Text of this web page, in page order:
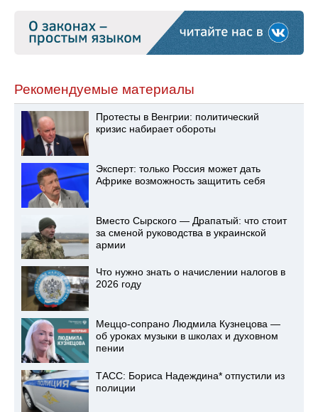
Рекомендуемые материалы
Протесты в Венгрии: политический
кризис набирает обороты
Эксперт: только Россия может дать
Африке возможность защитить себя
Вместо Сырского — Драпатый: что стоит
за сменой руководства в украинской
армии
Что нужно знать о начислении налогов в
2026 году
Меццо-сопрано Людмила Кузнецова —
об уроках музыки в школах и духовном
пении
ТАСС: Бориса Надеждина* отпустили из
полиции